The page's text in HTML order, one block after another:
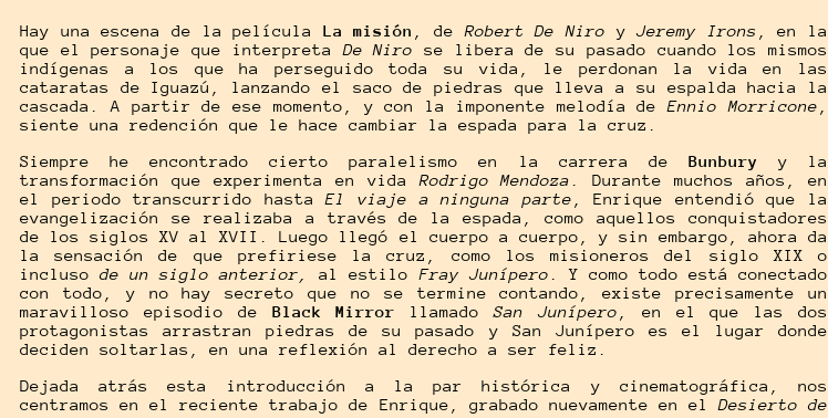
Hay una escena de la película La misión , de Robert De Niro yJeremy Irons
, en la
que el personaje que interpreta De Niro se libera de su pasado cuando los mismos
indígenas a los que ha perseguido toda su vida, le perdonan la vida en las
cataratas de Iguazú, lanzando el saco de piedras que lleva a su espalda hacia la
cascada. A partir de ese momento, y con la imponente melodía deEnnio Morricone
siente una redención que le hace cambiar la espada para la cruz.
Siempre he encontrado cierto paralelismo en la carrera de Bunbury
y la
transformación que experimenta en vida Rodrigo Mendoza . Durante muchos años, en
el periodo transcurrido hastaEl viaje a ninguna parte , Enrique entendió que la
evangelización se realizaba a través de la espada, como aquellos conquistadores
de los siglos XV al XVII. Luego llegó el cuerpo a cuerpo, y sin embargo, ahora da
la sensación de que prefiriese la cruz, como los misioneros del siglo XIX o
inclusode un siglo anterior, al estilo Fray Junípero . Y como todo está conectado
con todo, y no hay secreto que no se termine contando, existe precisamente un
maravilloso episodio de Black Mirror llamadoSan Junípero , en el que las dos
protagonistas arrastran piedras de su pasado y San Junípero es el lugar donde
deciden soltarlas, en una reflexión al derecho a ser feliz.
Dejada atrás esta introducción a la par histórica y cinematográfica, nos
centramos en el reciente trabajo de Enrique, grabado nuevamente en el Desierto de